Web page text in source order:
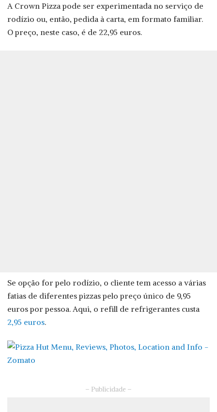
A Crown Pizza pode ser experimentada no serviço de
rodízio ou, então, pedida à carta, em formato familiar.
O preço, neste caso, é de 22,95 euros.
Se opção for pelo rodízio, o cliente tem acesso a várias
fatias de diferentes pizzas pelo preço único de 9,95
euros por pessoa. Aqui, o refill de refrigerantes custa
2,95 euros.
– Publicidade –